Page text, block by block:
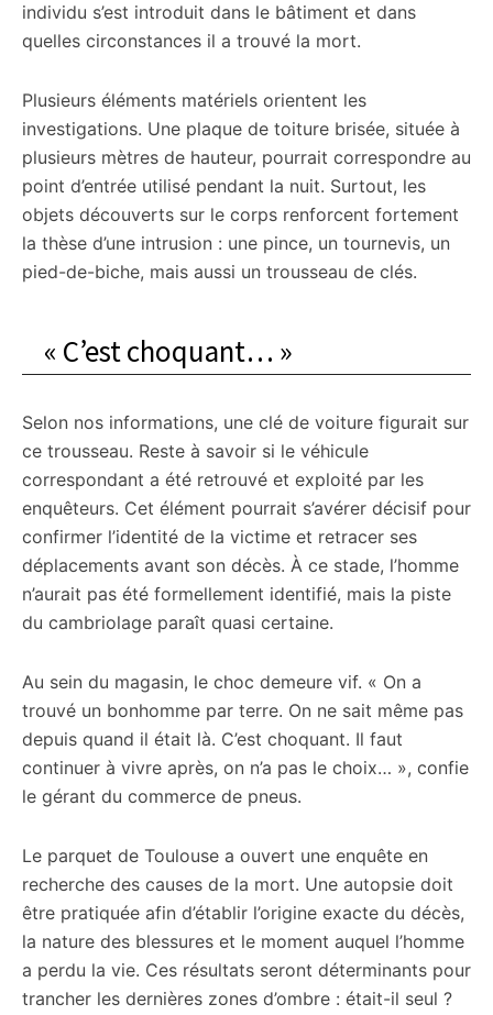
individu s’est introduit dans le bâtiment et dans
quelles circonstances il a trouvé la mort.
Plusieurs éléments matériels orientent les
investigations. Une plaque de toiture brisée, située à
plusieurs mètres de hauteur, pourrait correspondre au
point d’entrée utilisé pendant la nuit. Surtout, les
objets découverts sur le corps renforcent fortement
la thèse d’une intrusion : une pince, un tournevis, un
pied-de-biche, mais aussi un trousseau de clés.
« C’est choquant… »
Selon nos informations, une clé de voiture figurait sur
ce trousseau. Reste à savoir si le véhicule
correspondant a été retrouvé et exploité par les
enquêteurs. Cet élément pourrait s’avérer décisif pour
confirmer l’identité de la victime et retracer ses
déplacements avant son décès. À ce stade, l’homme
n’aurait pas été formellement identifié, mais la piste
du cambriolage paraît quasi certaine.
Au sein du magasin, le choc demeure vif. « On a
trouvé un bonhomme par terre. On ne sait même pas
depuis quand il était là. C’est choquant. Il faut
continuer à vivre après, on n’a pas le choix… », confie
le gérant du commerce de pneus.
Le parquet de Toulouse a ouvert une enquête en
recherche des causes de la mort. Une autopsie doit
être pratiquée afin d’établir l’origine exacte du décès,
la nature des blessures et le moment auquel l’homme
a perdu la vie. Ces résultats seront déterminants pour
trancher les dernières zones d’ombre : était-il seul ?